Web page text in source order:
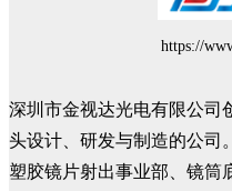
https://
深圳市金视达光电有限公司
头设计、研发与制造的公司
塑胶镜片射出事业部、镜筒